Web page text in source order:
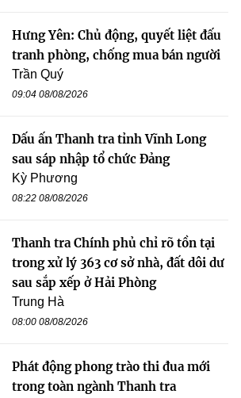
Hưng Yên: Chủ động, quyết liệt đấu
tranh phòng, chống mua bán người
Trần Quý
09:04 08/08/2026
Dấu ấn Thanh tra tỉnh Vĩnh Long
sau sáp nhập tổ chức Đảng
Kỳ Phương
08:22 08/08/2026
Thanh tra Chính phủ chỉ rõ tồn tại
trong xử lý 363 cơ sở nhà, đất dôi dư
sau sắp xếp ở Hải Phòng
Trung Hà
08:00 08/08/2026
Phát động phong trào thi đua mới
trong toàn ngành Thanh tra